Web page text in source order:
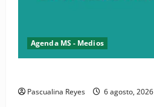
Agenda MS - Medios
Pascualina Reyes 6 agosto, 2026